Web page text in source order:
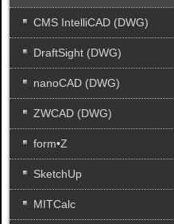
CMS IntelliCAD (DWG)
DraftSight (DWG)
nanoCAD (DWG)
ZWCAD (DWG)
form•Z
SketchUp
MITCalc